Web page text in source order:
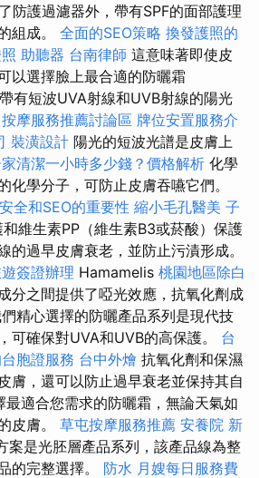
防護過濾器外，帶有SPF的面部護理
組成。 全面的SEO策略 換發護照的
助聽器 台南律師 這意味著即使皮
以選擇臉上最合適的防曬霜
有短波UVA射線和UVB射線的陽光
摩服務推薦討論區 牌位安置服務介
裝潢設計 陽光的短波光譜是皮膚上
家清潔一小時多少錢？價格解析 化學
化學分子，可防止皮膚吞嚥它們。
全和SEO的重要性 縮小毛孔醫美 子
維生素PP（維生素B3或菸酸）保護
的過早皮膚衰老，並防止污漬形成。
簽證辦理 Hamamelis 桃園地區除白
分之間提供了啞光效應，抗氧化劑成
精心選擇的防曬產品系列是現代技
可確保對UVA和UVB的高保護。 台
胞證服務 台中外燴 抗氧化劑和保濕
膚，還可以防止過早衰老並保持其自
最適合您需求的防曬霜，無論天氣如
皮膚。 草屯按摩服務推薦 安養院 新
案是光胚層產品系列，該產品線為整
的完整選擇。 防水 月嫂每日服務費